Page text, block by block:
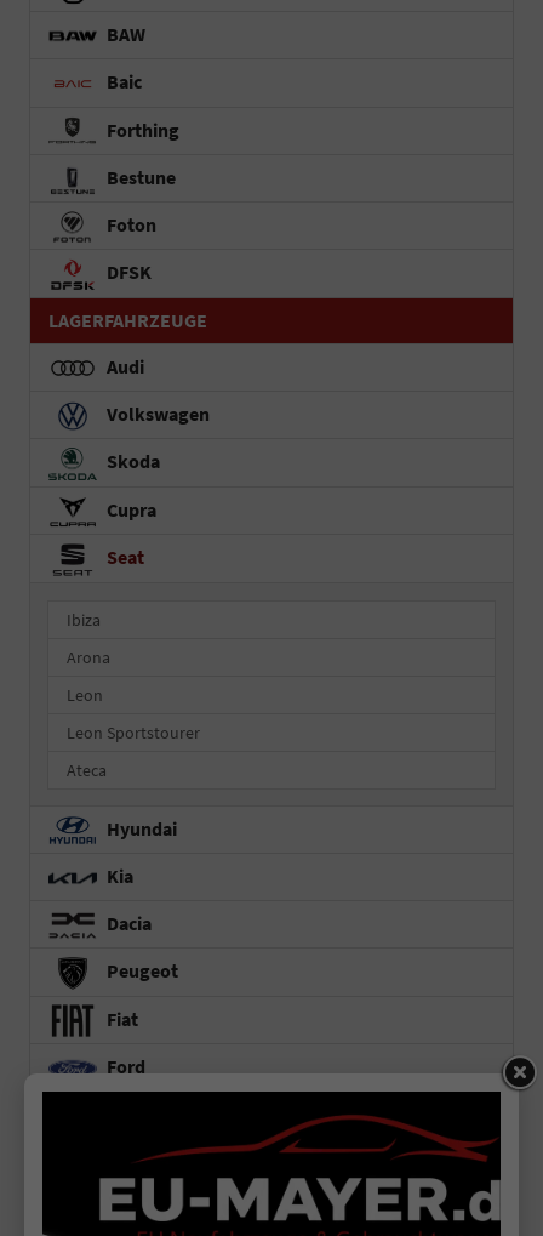
BAW
Baic
Forthing
Bestune
Foton
DFSK
LAGERFAHRZEUGE
Audi
Volkswagen
Skoda
Cupra
Seat
Ibiza
Arona
Leon
Leon Sportstourer
Ateca
Hyundai
Kia
Dacia
Peugeot
Fiat
Ford
Baic